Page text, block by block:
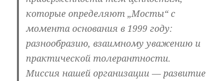
которые определяют „Мосты“ с
момента основания в 1999 году:
разнообразию, взаимному уважению и
практической толерантности.
Миссия нашей организации — развитие